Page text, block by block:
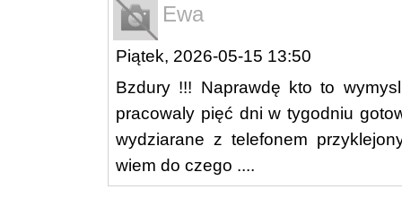
Ewa
Piątek, 2026-05-15 13:50
Bzdury !!! Naprawdę kto to
pracowaly pięć dni w tygodniu
wydziarane z telefonem
wiem do czego ....